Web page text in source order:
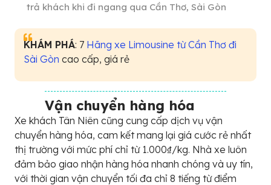
trả khách khi đi ngang qua Cần Thơ, Sài Gòn
KHÁM PHÁ: 7 Hãng xe Limousine từ Cần Thơ đi
Sài Gòn cao cấp, giá rẻ
Vận chuyển hàng hóa
Xe khách Tân Niên cũng cung cấp dịch vụ vận
chuyển hàng hóa, cam kết mang lại giá cước rẻ nhất
thị trường với mức phí chỉ từ 1.000₫/kg. Nhà xe luôn
đảm bảo giao nhận hàng hóa nhanh chóng và uy tín,
với thời gian vận chuyển tối đa chỉ 8 tiếng từ điểm